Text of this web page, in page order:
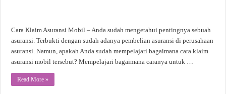
Cara Klaim Asuransi Mobil – Anda sudah mengetahui pentingnya sebuah
asuransi. Terbukti dengan sudah adanya pembelian asuransi di perusahaan
asuransi. Namun, apakah Anda sudah mempelajari bagaimana cara klaim
asuransi mobil tersebut? Mempelajari bagaimana caranya untuk …
Read More »